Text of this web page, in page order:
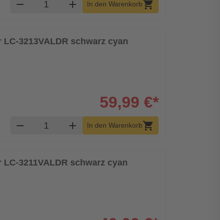
remove add In den Warenkorbshopping_cart
3213VALDR schwarz cyan
59,99 €*
remove Produkt Warenkorb Menge
add In den Warenkorbshopping_cart
3211VALDR schwarz cyan